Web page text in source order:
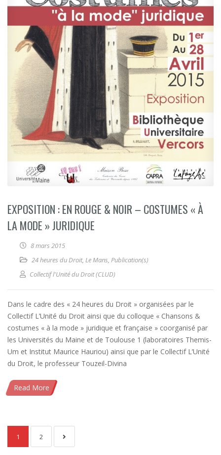
EXPOSITION : EN ROUGE & NOIR – COSTUMES « À
LA MODE » JURIDIQUE
8 mars 2015
24 heures du Droit, Le Mans, Publication(s)
Collectif l'Unité du Droit (CLUD)
Dans le cadre des « 24 heures du Droit » organisées par le
Collectif L’Unité du Droit ainsi que du colloque « Chansons &
costumes « à la mode » juridique et française » coorganisé par
les Universités du Maine et de Toulouse 1 (laboratoires Themis-
Um et Institut Maurice Hauriou) ainsi que par le Collectif L’Unité
du Droit, le professeur Touzeil-Divina
Read More
1 2